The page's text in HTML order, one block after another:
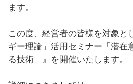
ます。
この度、経営者の皆様を対象と
ギー理論」活用セミナー「潜在
る技術」』を開催いたします。